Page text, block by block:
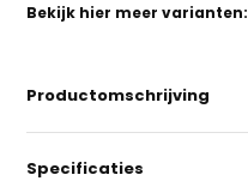
Bekijk hier meer varianten:
Productomschrijving
Specificaties